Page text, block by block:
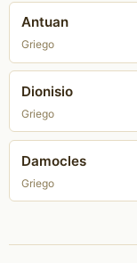
Antuan
Griego
Dionisio
Griego
Damocles
Griego